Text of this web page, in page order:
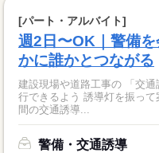
[パート・アルバイト]
週2日〜OK｜警備
かに誰かとつながる
建設現場や道路工事の 「交通誘導」の
行できるよう 誘導灯を振って案内！ ▼働く現場は... 【住
間の交通誘導...
警備・交通誘導